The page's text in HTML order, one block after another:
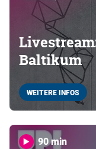
Baltikum
WEITERE INFOS
90 min